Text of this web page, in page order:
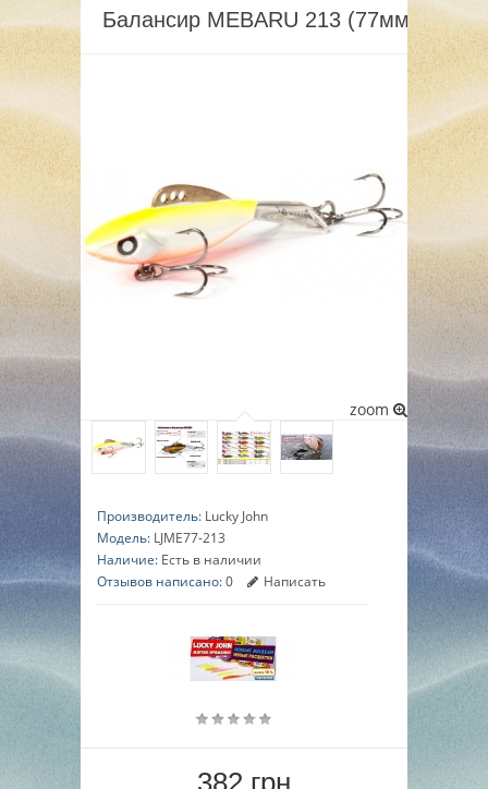
▼
Балансир MEBARU 213 (77мм)
zoom
Производитель: Lucky John
Модель: LJME77-213
Наличие: Есть в наличии
Отзывов написано:0 Написать